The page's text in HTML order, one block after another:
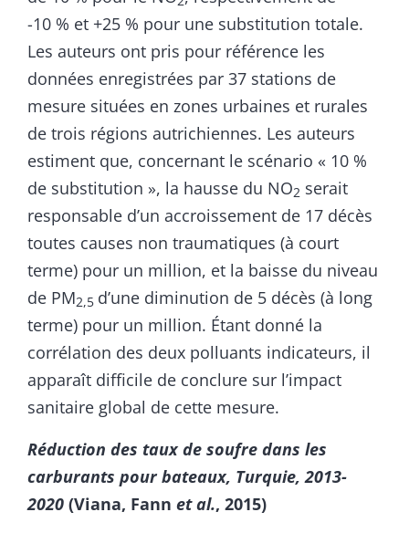
-10 % et +25 % pour une substitution totale.
Les auteurs ont pris pour référence les
données enregistrées par 37 stations de
mesure situées en zones urbaines et rurales
de trois régions autrichiennes. Les auteurs
estiment que, concernant le scénario « 10 %
de substitution », la hausse du NO2 serait
responsable d’un accroissement de 17 décès
toutes causes non traumatiques (à court
terme) pour un million, et la baisse du niveau
de PM2,5 d’une diminution de 5 décès (à long
terme) pour un million. Étant donné la
corrélation des deux polluants indicateurs, il
apparaît difficile de conclure sur l’impact
sanitaire global de cette mesure.
Réduction des taux de soufre dans les
carburants pour bateaux, Turquie, 2013-
2020 (Viana, Fann et al., 2015)